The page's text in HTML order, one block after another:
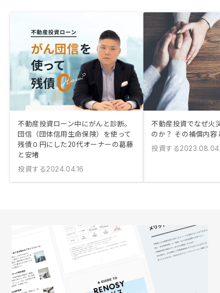
不動産投資ローン中にがんと診断。
団信（団体信用生命保険）を使って
残債０円にした20代オーナーの葛藤
と安堵
投資する2024.04.16
不動産投資でなぜ火
のか？ その補償内
投資する2023.08.04